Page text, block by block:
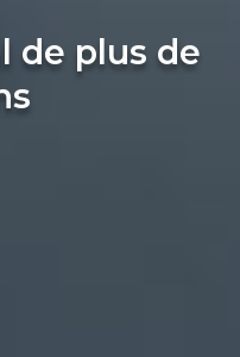
de plus de